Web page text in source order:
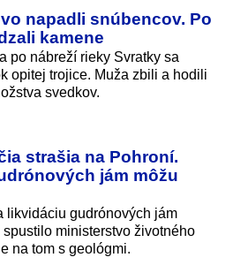
napadli snúbencov. Po
kamene
po nábreží rieky Svratky sa
opitej trojice. Muža zbili a hodili
svedkov.
strašia na Pohroní.
jám môžu
likvidáciu gudrónových jám
ministerstvo životného
na tom s geológmi.